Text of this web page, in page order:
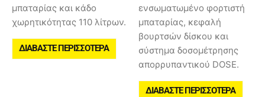
μπαταρίας και κάδο
χωρητικότητας 110 λίτρων.
ΔΙΑΒΆΣΤΕ ΠΕΡΙΣΣΌΤΕΡΑ
ενσωματωμένο φορτιστή
μπαταρίας, κεφαλή
βουρτσών δίσκου και
σύστημα δοσομέτρησης
απορρυπαντικού DOSE.
ΔΙΑΒΆΣΤΕ ΠΕΡΙΣΣΌΤΕΡΑ